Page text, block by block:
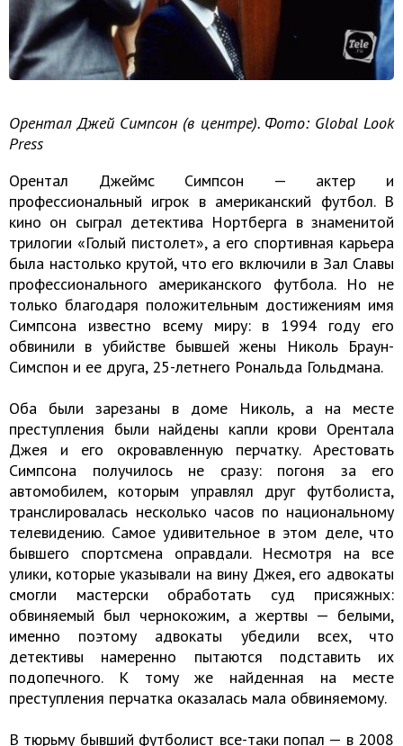
Орентал Джей Симпсон (в центре). Фото: Global Look
Press
Орентал Джеймс Симпсон — актер и
профессиональный игрок в американский футбол. В
кино он сыграл детектива Нортберга в знаменитой
трилогии «Голый пистолет», а его спортивная карьера
была настолько крутой, что его включили в Зал Славы
профессионального американского футбола. Но не
только благодаря положительным достижениям имя
Симпсона известно всему миру: в 1994 году его
обвинили в убийстве бывшей жены Николь Браун-
Симспон и ее друга, 25-летнего Рональда Гольдмана.
Оба были зарезаны в доме Николь, а на месте
преступления были найдены капли крови Орентала
Джея и его окровавленную перчатку. Арестовать
Симпсона получилось не сразу: погоня за его
автомобилем, которым управлял друг футболиста,
транслировалась несколько часов по национальному
телевидению. Самое удивительное в этом деле, что
бывшего спортсмена оправдали. Несмотря на все
улики, которые указывали на вину Джея, его адвокаты
смогли мастерски обработать суд присяжных:
обвиняемый был чернокожим, а жертвы — белыми,
именно поэтому адвокаты убедили всех, что
детективы намеренно пытаются подставить их
подопечного. К тому же найденная на месте
преступления перчатка оказалась мала обвиняемому.
В тюрьму бывший футболист все-таки попал — в 2008